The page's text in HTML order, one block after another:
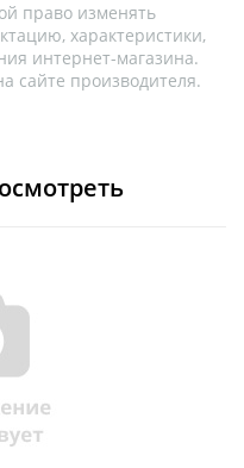
право изменять
характеристики,
интернет-магазина.
сайте производителя.